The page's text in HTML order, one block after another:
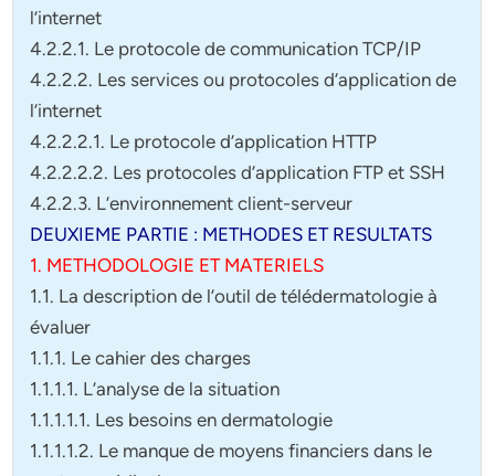
l’internet
4.2.2.1. Le protocole de communication TCP/IP
4.2.2.2. Les services ou protocoles d’application de
l’internet
4.2.2.2.1. Le protocole d’application HTTP
4.2.2.2.2. Les protocoles d’application FTP et SSH
4.2.2.3. L’environnement client-serveur
DEUXIEME PARTIE : METHODES ET RESULTATS
1. METHODOLOGIE ET MATERIELS
1.1. La description de l’outil de télédermatologie à
évaluer
1.1.1. Le cahier des charges
1.1.1.1. L’analyse de la situation
1.1.1.1.1. Les besoins en dermatologie
1.1.1.1.2. Le manque de moyens financiers dans le